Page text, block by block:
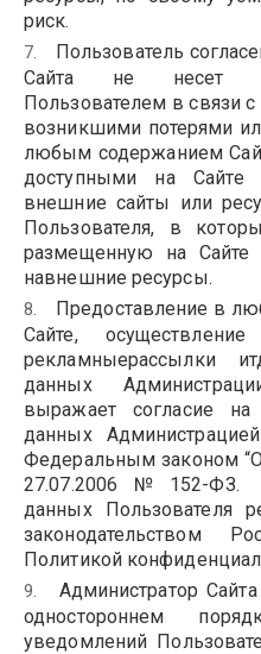
риск.
Пользователь
Сайта не несет
Пользователем в
возникшими потерями
любым содержанием
доступными на Сайте
внешние сайты или
Пользователя, в
размещенную на
навнешние ресурсы.
Предоставление в
Сайте,
рекламныерассылки
данных
выражает согласие на
данных
Федеральным законом
27.07.2006№152-ФЗ.
данных Пользователя
законодательством
Политикой
Администратор
одностороннем
уведомлений